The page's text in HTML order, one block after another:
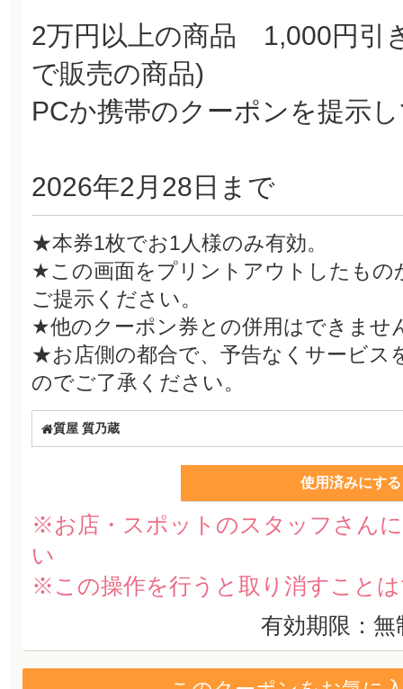
2万円以上の商品 1,000円引
で販売の商品)
PCか携帯のクーポンを提示
2026年2月28日まで
★本券1枚でお1人様のみ有効。
★この画面をプリントアウトしたもの
ご提示ください。
★他のクーポン券との併用はできませ
★お店側の都合で、予告なくサービス
のでご了承ください。
質屋 質乃蔵
使用済みにする
※お店・スポットのスタッフさん
い
※この操作を行うと取り消すこと
有効期限：無